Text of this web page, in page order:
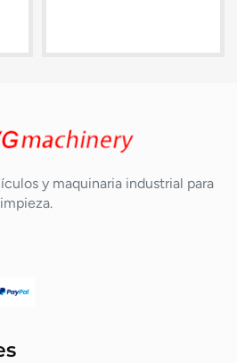
y maquinaria industrial para